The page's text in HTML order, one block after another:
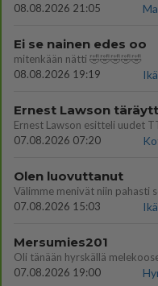
08.08.2026 21:05
Ei se nainen edes oo
mitenkään nätti 🤣🤣🤣🤣🤣
08.08.2026 19:19
07.08.2026 07:20
Olen luovuttanut
07.08.2026 15:03
Mersumies201
07.08.2026 19:00